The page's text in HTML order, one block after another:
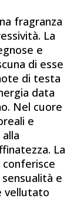
fragranza
La
e
di esse
di testa
data
Nel cuore
e
La
e
vellutato